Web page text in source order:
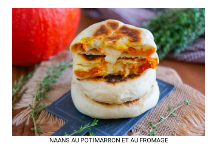
NAANS AU POTIMARRON ET AU FROMAGE